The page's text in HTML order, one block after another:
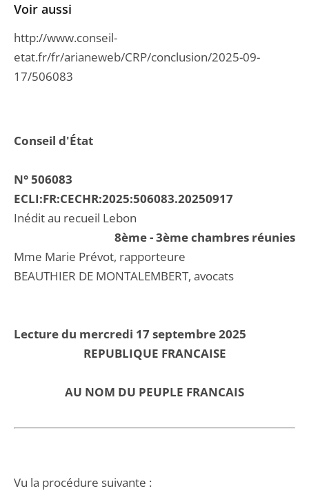
Conseil d'État
N° 506083
ECLI:FR:CECHR:2025:506083.20250917
Inédit au recueil Lebon
8ème - 3ème chambres réunies
Mme Marie Prévot, rapporteure
BEAUTHIER DE MONTALEMBERT, avocats
Lecture du mercredi 17 septembre 2025
REPUBLIQUE FRANCAISE
AU NOM DU PEUPLE FRANCAIS
Vu la procédure suivante :
Voir aussi
http://www.conseil-
etat.fr/fr/arianeweb/CRP/conclusion/2025-09-
17/506083